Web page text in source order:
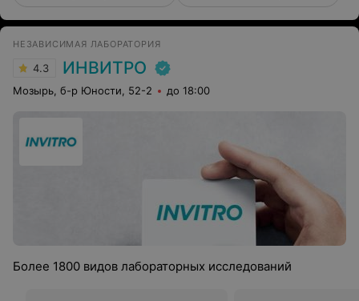
НЕЗАВИСИМАЯ ЛАБОРАТОРИЯ
4.3 ИНВИТРО
Мозырь, б-р Юности, 52-2 до 18:00
Более 1800 видов лабораторных исследований